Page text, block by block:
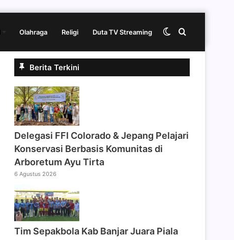
Olahraga Religi Duta TV Streaming Cari
Switch
Berita Terkini
Delegasi FFI Colorado & Jepang Pelajari
Konservasi Berbasis Komunitas di
Arboretum Ayu Tirta
6 Agustus 2026
Tim Sepakbola Kab Banjar Juara Piala